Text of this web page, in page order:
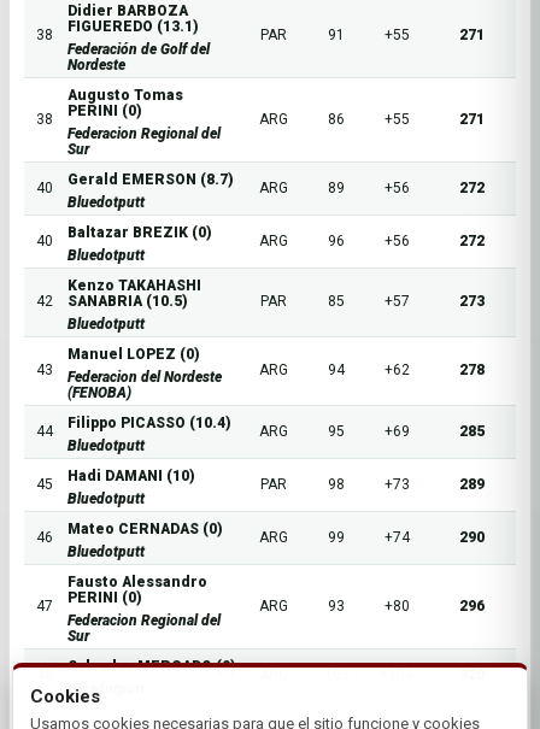
38
Didier BARBOZA
FIGUEREDO (13.1)
Federación de Golf del
Nordeste
PAR 91 +55 271
38
Augusto Tomas
PERINI (0)
Federacion Regional del
Sur
ARG 86 +55 271
40
Gerald EMERSON (8.7)
Bluedotputt
ARG 89 +56 272
40
Baltazar BREZIK (0)
Bluedotputt
ARG 96 +56 272
42
Kenzo TAKAHASHI
SANABRIA (10.5)
Bluedotputt
PAR 85 +57 273
43
Manuel LOPEZ (0)
Federacion del Nordeste
(FENOBA)
ARG 94 +62 278
44
Filippo PICASSO (10.4)
Bluedotputt
ARG 95 +69 285
45
Hadi DAMANI (10)
Bluedotputt
PAR 98 +73 289
46
Mateo CERNADAS (0)
Bluedotputt
ARG 99 +74 290
47
Fausto Alessandro
PERINI (0)
Federacion Regional del
Sur
ARG 93 +80 296
Salvador MERCADO (0)
Bluedotputt
Cookies
Usamos cookies necesarias para que el sitio funcione y cookies